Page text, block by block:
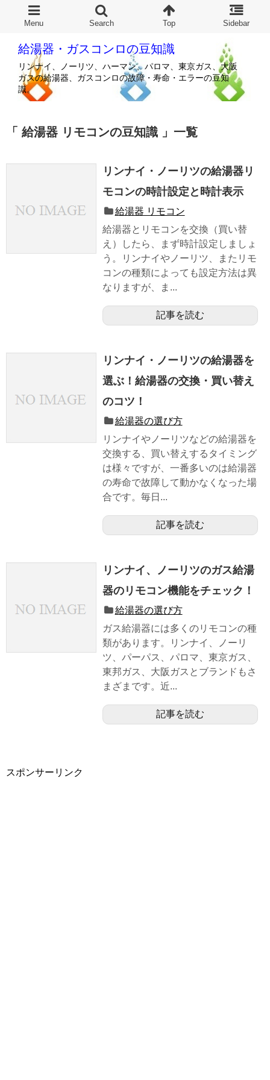
給湯器・ガスコンロの豆知識
リンナイ、ノーリツ、ハーマン、パロマ、東京ガス、大阪
ガスの給湯器、ガスコンロの故障・寿命・エラーの豆知
識。
給湯器 リモコンの豆知識 一覧
リンナイ・ノーリツの給湯器リ
モコンの時計設定と時計表示
給湯器 リモコン
給湯器とリモコンを交換（買い替
え）したら、まず時計設定しましょ
う。リンナイやノーリツ、またリモ
コンの種類によっても設定方法は異
なりますが、ま...
記事を読む
リンナイ・ノーリツの給湯器を
選ぶ！給湯器の交換・買い替え
のコツ！
給湯器の選び方
リンナイやノーリツなどの給湯器を
交換する、買い替えするタイミング
は様々ですが、一番多いのは給湯器
の寿命で故障して動かなくなった場
合です。毎日...
記事を読む
リンナイ、ノーリツのガス給湯
器のリモコン機能をチェック！
給湯器の選び方
ガス給湯器には多くのリモコンの種
類があります。リンナイ、ノーリ
ツ、パーパス、パロマ、東京ガス、
東邦ガス、大阪ガスとブランドもさ
まざまです。近...
記事を読む
スポンサーリンク